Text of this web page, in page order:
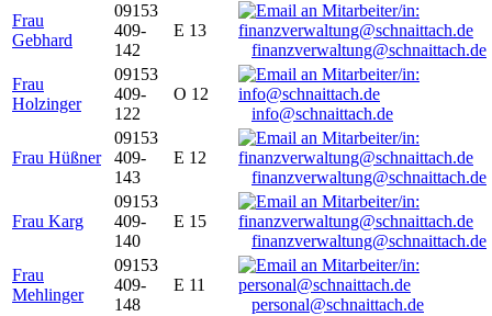
Frau
Gebhard
09153
409-
142
E 13
finanzverwaltung@schnaittach.de
Frau
Holzinger
09153
409-
122
O 12
info@schnaittach.de
Frau Hüßner
09153
409-
143
E 12
finanzverwaltung@schnaittach.de
Frau Karg
09153
409-
140
E 15
finanzverwaltung@schnaittach.de
Frau
Mehlinger
09153
409-
148
E 11
personal@schnaittach.de